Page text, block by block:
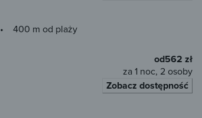
400 m od plaży
od562 zł
za 1 noc, 2 osoby
Zobacz dostępność